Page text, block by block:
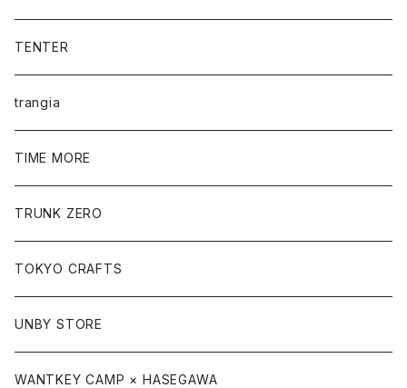
TENTER
trangia
TIME MORE
TRUNK ZERO
TOKYO CRAFTS
UNBY STORE
WANTKEY CAMP × HASEGAWA